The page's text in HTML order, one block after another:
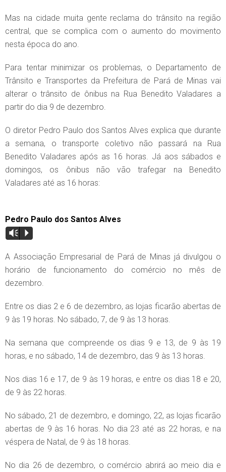
Mas na cidade muita gente reclama do trânsito na região
central, que se complica com o aumento do movimento
nesta época do ano.
Para tentar minimizar os problemas, o Departamento de
Trânsito e Transportes da Prefeitura de Pará de Minas vai
alterar o trânsito de ônibus na Rua Benedito Valadares a
partir do dia 9 de dezembro.
O diretor Pedro Paulo dos Santos Alves explica que durante
a semana, o transporte coletivo não passará na Rua
Benedito Valadares após as 16 horas. Já aos sábados e
domingos, os ônibus não vão trafegar na Benedito
Valadares até as 16 horas:
Pedro Paulo dos Santos Alves
Vm P
A Associação Empresarial de Pará de Minas já divulgou o
horário de funcionamento do comércio no mês de
dezembro.
Entre os dias 2 e 6 de dezembro, as lojas ficarão abertas de
9 às 19 horas. No sábado, 7, de 9 às 13 horas.
Na semana que compreende os dias 9 e 13, de 9 às 19
horas, e no sábado, 14 de dezembro, das 9 às 13 horas.
Nos dias 16 e 17, de 9 às 19 horas, e entre os dias 18 e 20,
de 9 às 22 horas.
No sábado, 21 de dezembro, e domingo, 22, as lojas ficarão
abertas de 9 às 16 horas. No dia 23 até as 22 horas, e na
véspera de Natal, de 9 às 18 horas.
No dia 26 de dezembro, o comércio abrirá ao meio dia e